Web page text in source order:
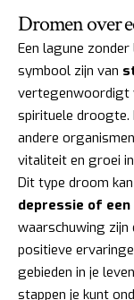
Dromen over
Een lagune
symbool zijn van
vertegenwoordigt
spirituele droogte.
andere
vitaliteit en groei
Dit type droom
depressie of
waarschuwing
positieve
gebieden in je
stappen je kunt